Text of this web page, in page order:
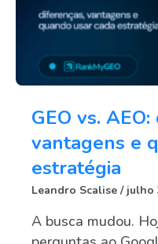
GEO vs.
vantagens e
estratégia
Leandro Scalise julho
A busca mudou.